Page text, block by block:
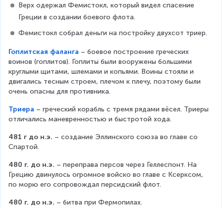
Верх одержал Фемистокл, который видел спасение
Греции в создании боевого флота.
Фемистокл собрал деньги на постройку двухсот триер.
Гоплитская фаланга
оинов (гоплитов). Гоплиты были вооружены большими к
руглыми щитами, шлемами и копьями. Воины стояли и д
вигались тесным строем, плечом к плечу, поэтому были о
чень опасны для противника.
Триера
тличались маневренностью и быстротой хода.
481 г до н.э. – создание Эллинского союза во главе со
Спартой.
480 г. до н.э. – переправа персов через Геллеспонт. На
Грецию двинулось огромное войско во главе с Ксерксом,
по морю его сопровождал персидский флот.
480 г. до н.э. – битва при Фермопилах.